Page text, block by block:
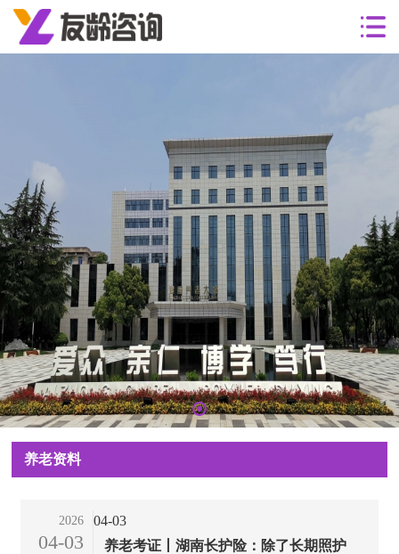
养老资料
2026
04-03
04-03
养老考证丨湖南长护险：除了长期照护